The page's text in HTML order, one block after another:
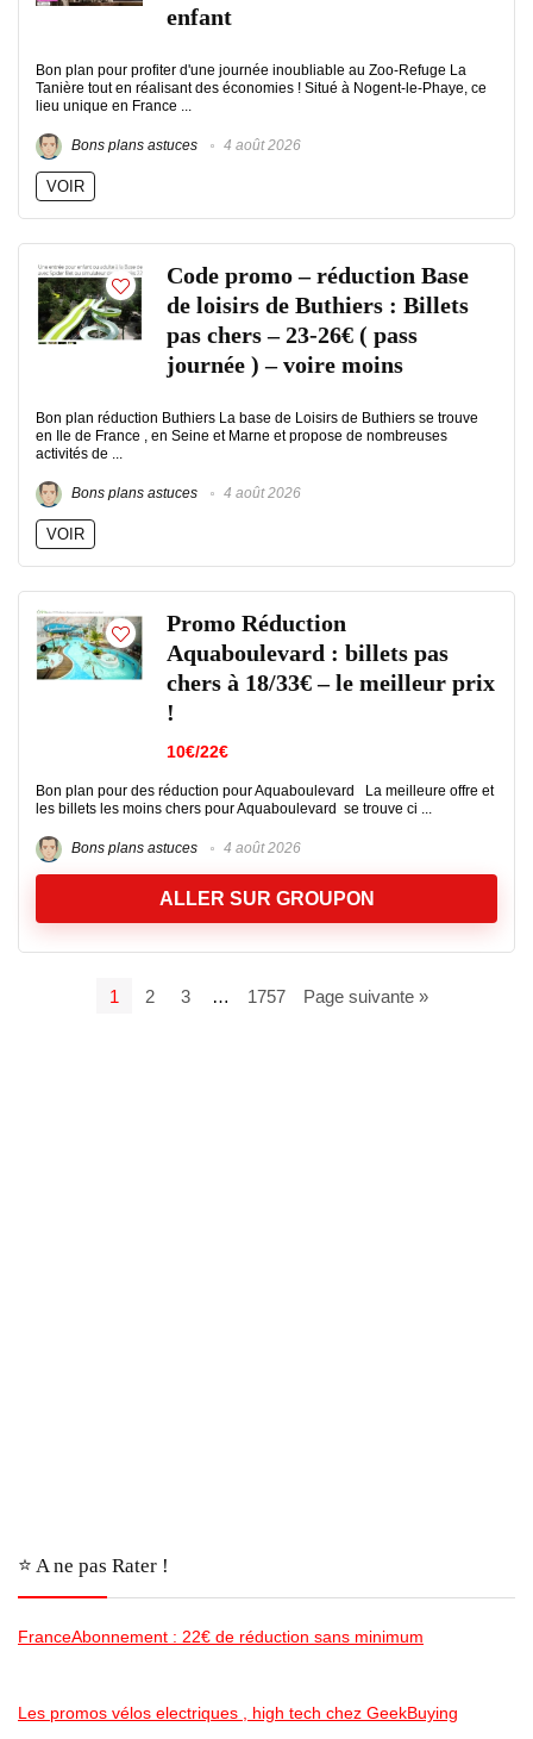
enfant
Bon plan pour profiter d'une journée inoubliable au Zoo-Refuge La
Tanière tout en réalisant des économies ! Situé à Nogent-le-Phaye, ce
lieu unique en France ...
Bons plans astuces 4 août 2026
VOIR
Code promo – réduction Base
de loisirs de Buthiers : Billets
pas chers – 23-26€ ( pass
journée ) – voire moins
Bon plan réduction Buthiers La base de Loisirs de Buthiers se trouve
en Ile de France , en Seine et Marne et propose de nombreuses
activités de ...
Bons plans astuces 4 août 2026
VOIR
Promo Réduction
Aquaboulevard : billets pas
chers à 18/33€ – le meilleur prix
!
10€/22€
Bon plan pour des réduction pour Aquaboulevard La meilleure offre et
les billets les moins chers pour Aquaboulevard se trouve ci ...
Bons plans astuces 4 août 2026
ALLER SUR GROUPON
1 2 3 … 1757 Page suivante »
⭐️ A ne pas Rater !
FranceAbonnement : 22€ de réduction sans minimum
Les promos vélos electriques , high tech chez GeekBuying